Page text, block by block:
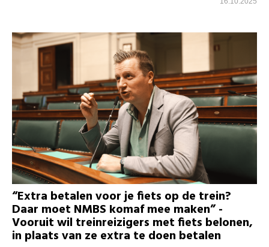
“Extra betalen voor je fiets op de trein?
Daar moet NMBS komaf mee maken” -
Vooruit wil treinreizigers met fiets belonen,
in plaats van ze extra te doen betalen